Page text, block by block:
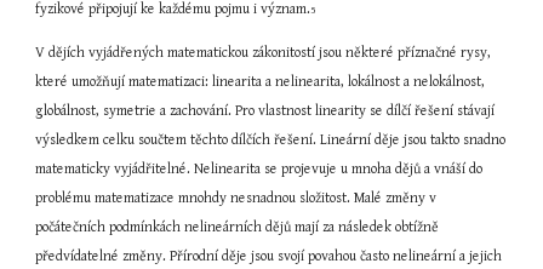
fyzikové připojují ke každému pojmu i význam.5
V dějích vyjádřených matematickou zákonitostí jsou některé příznačné rysy,
které umožňují matematizaci: linearita a nelinearita, lokálnost a nelokálnost,
globálnost, symetrie a zachování. Pro vlastnost linearity se dílčí řešení stávají
výsledkem celku součtem těchto dílčích řešení. Lineární děje jsou takto snadno
matematicky vyjádřitelné. Nelinearita se projevuje u mnoha dějů a vnáší do
problému matematizace mnohdy nesnadnou složitost. Malé změny v
počátečních podmínkách nelineárních dějů mají za následek obtížně
předvídatelné změny. Přírodní děje jsou svojí povahou často nelineární a jejich